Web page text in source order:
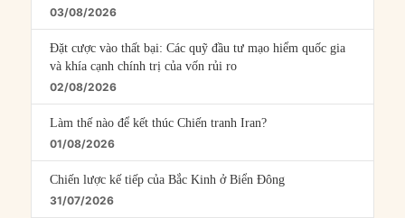
03/08/2026
Đặt cược vào thất bại: Các quỹ đầu tư mạo hiểm quốc gia
và khía cạnh chính trị của vốn rủi ro
02/08/2026
Làm thế nào để kết thúc Chiến tranh Iran?
01/08/2026
Chiến lược kế tiếp của Bắc Kinh ở Biển Đông
31/07/2026